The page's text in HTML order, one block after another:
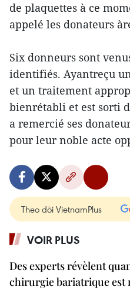
de plaquettes à ce
appelé les donateurs
Six donneurs sont
identifiés. Ayantreçu
et un traitement
bienrétabli et est sorti
a remercié ses
pour leur noble acte
Theo dõi VietnamPlus
VOIR PLUS
Des experts révèlent
chirurgie bariatrique est